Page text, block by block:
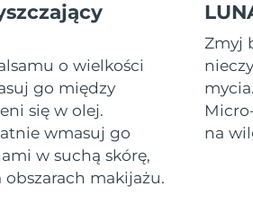
o wielkości
go między
się w olej.
wmasuj go
w suchą skórę,
obszarach makijażu.
Zmyj
na